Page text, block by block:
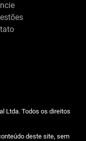
Ltda. Todos os direitos
deste site, sem